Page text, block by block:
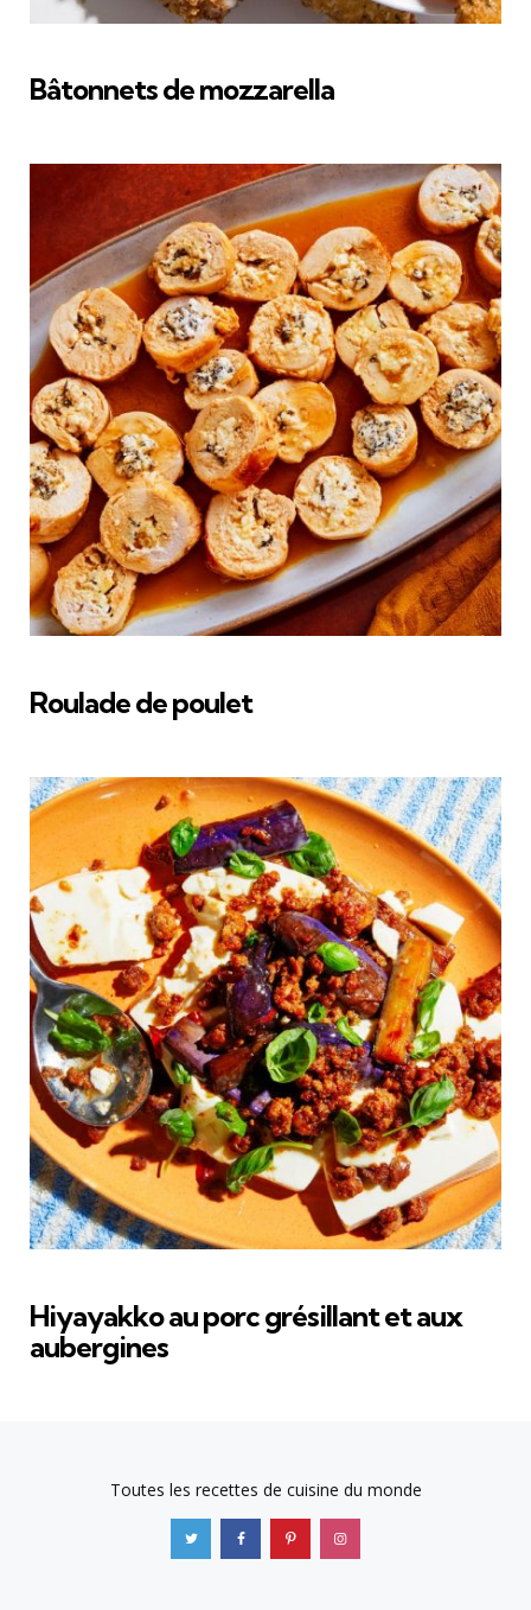
Bâtonnets de mozzarella
Roulade de poulet
Hiyayakko au porc grésillant et aux
aubergines
Toutes les recettes de cuisine du monde